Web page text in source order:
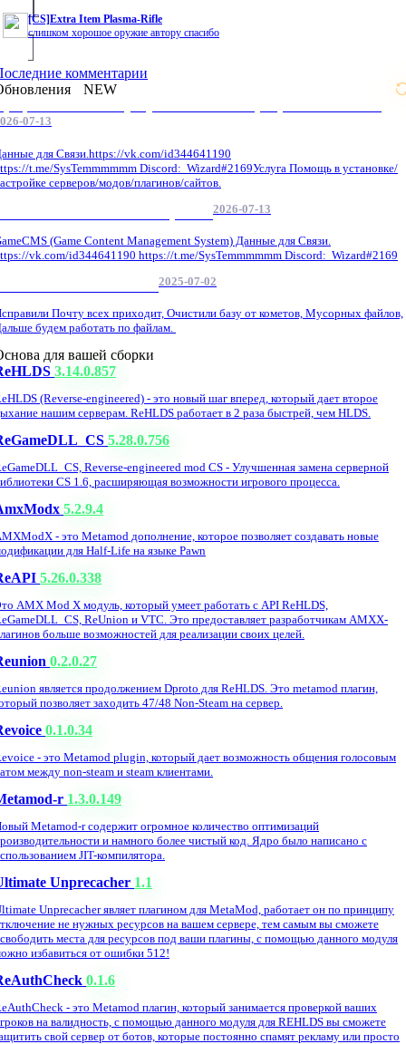
[CS]Extra Item Plasma-Rifle
слишком хорошое оружие автору спасибо
комментарии
NEW
07-13
для Связи.https://vk.com/id344641190
t.me/SysTemmmmmm Discord: Wizard#2169Услуга Помощь в установке/
серверов/модов/плагинов/сайтов.
2026-07-13
(Game Content Management System) Данные для Связи.
vk.com/id344641190 https://t.me/SysTemmmmmm Discord: Wizard#2169
2025-07-02
Почту всех приходит, Очистили базу от кометов, Мусорных файлов,
будем работать по файлам.
для вашей сборки
3.14.0.857
(Reverse-engineered) - это новый шаг вперед, который дает второе
нашим серверам. ReHLDS работает в 2 раза быстрей, чем HLDS.
5.28.0.756
Reverse-engineered mod CS - Улучшенная замена серверной
CS 1.6, расширяющая возможности игрового процесса.
5.2.9.4
- это Metamod дополнение, которое позволяет создавать новые
для Half-Life на языке Pawn
5.26.0.338
AMX Mod X модуль, который умеет работать с API ReHLDS,
ReUnion и VTC. Это предоставляет разработчикам AMXX-
больше возможностей для реализации своих целей.
0.2.0.27
является продолжением Dproto для ReHLDS. Это metamod плагин,
позволяет заходить 47/48 Non-Steam на сервер.
0.1.0.34
- это Metamod plugin, который дает возможность общения голосовым
между non-steam и steam клиентами.
r 1.3.0.149
Metamod-r содержит огромное количество оптимизаций
и намного более чистый код. Ядро было написано с
JIT-компилятора.
Unprecacher 1.1
Unprecacher являет плагином для MetaMod, работает он по принципу
не нужных ресурсов на вашем сервере, тем самым вы сможете
места для ресурсов под ваши плагины, с помощью данного модуля
избавиться от ошибки 512!
0.1.6
- это Metamod плагин, который занимается проверкой ваших
на валидность, с помощью данного модуля для REHLDS вы сможете
свой сервер от ботов, которые постоянно спамят рекламу или просто